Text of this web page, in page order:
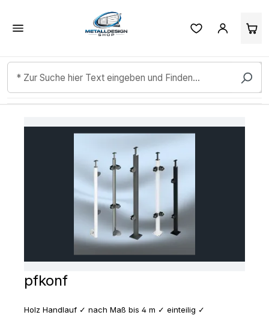
Zum Hauptinhalt springen
Bildergalerie überspringen
pfkonf
Holz Handlauf ✓ nach Maß bis 4 m ✓ einteilig ✓